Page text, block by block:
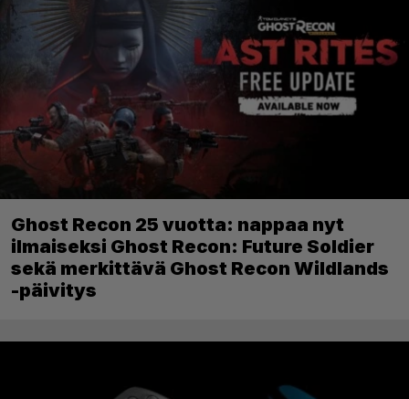
Ghost Recon 25 vuotta: nappaa nyt
ilmaiseksi Ghost Recon: Future Soldier
sekä merkittävä Ghost Recon Wildlands
-päivitys